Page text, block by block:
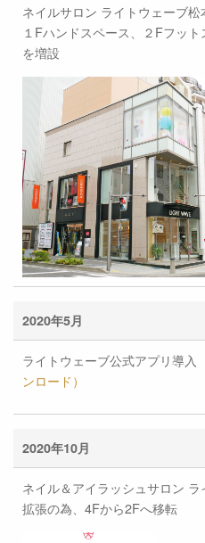
ネイルサロン ライトウェーブ
１Fハンドスペース、２Fフッ
を増設
2020年5月
ライトウェーブ公式アプリ導
ンロード）
2020年10月
ネイル＆アイラッシュサロン
拡張の為、4Fから2Fへ移転